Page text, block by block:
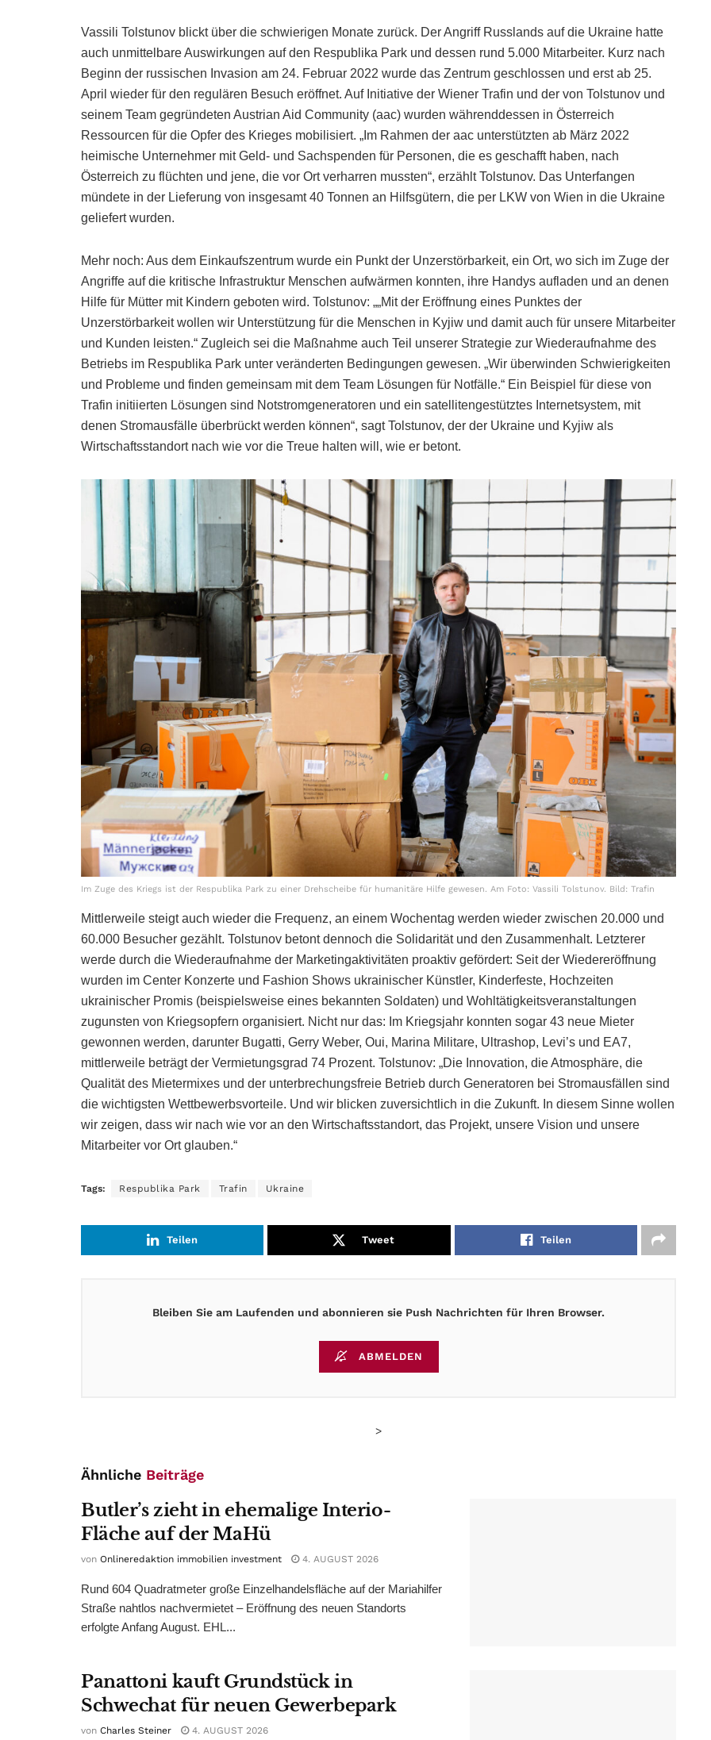
Vassili Tolstunov blickt über die schwierigen Monate zurück. Der Angriff Russlands auf die Ukraine hatte
auch unmittelbare Auswirkungen auf den Respublika Park und dessen rund 5.000 Mitarbeiter. Kurz nach
Beginn der russischen Invasion am 24. Februar 2022 wurde das Zentrum geschlossen und erst ab 25.
April wieder für den regulären Besuch eröffnet. Auf Initiative der Wiener Trafin und der von Tolstunov und
seinem Team gegründeten Austrian Aid Community (aac) wurden währenddessen in Österreich
Ressourcen für die Opfer des Krieges mobilisiert. „Im Rahmen der aac unterstützten ab März 2022
heimische Unternehmer mit Geld- und Sachspenden für Personen, die es geschafft haben, nach
Österreich zu flüchten und jene, die vor Ort verharren mussten“, erzählt Tolstunov. Das Unterfangen
mündete in der Lieferung von insgesamt 40 Tonnen an Hilfsgütern, die per LKW von Wien in die Ukraine
geliefert wurden.
Mehr noch: Aus dem Einkaufszentrum wurde ein Punkt der Unzerstörbarkeit, ein Ort, wo sich im Zuge der
Angriffe auf die kritische Infrastruktur Menschen aufwärmen konnten, ihre Handys aufladen und an denen
Hilfe für Mütter mit Kindern geboten wird. Tolstunov: „„Mit der Eröffnung eines Punktes der
Unzerstörbarkeit wollen wir Unterstützung für die Menschen in Kyjiw und damit auch für unsere Mitarbeiter
und Kunden leisten.“ Zugleich sei die Maßnahme auch Teil unserer Strategie zur Wiederaufnahme des
Betriebs im Respublika Park unter veränderten Bedingungen gewesen. „Wir überwinden Schwierigkeiten
und Probleme und finden gemeinsam mit dem Team Lösungen für Notfälle.“ Ein Beispiel für diese von
Trafin initiierten Lösungen sind Notstromgeneratoren und ein satellitengestütztes Internetsystem, mit
denen Stromausfälle überbrückt werden können“, sagt Tolstunov, der der Ukraine und Kyjiw als
Wirtschaftsstandort nach wie vor die Treue halten will, wie er betont.
Im Zuge des Kriegs ist der Respublika Park zu einer Drehscheibe für humanitäre Hilfe gewesen. Am Foto: Vassili Tolstunov. Bild: Trafin
Mittlerweile steigt auch wieder die Frequenz, an einem Wochentag werden wieder zwischen 20.000 und
60.000 Besucher gezählt. Tolstunov betont dennoch die Solidarität und den Zusammenhalt. Letzterer
werde durch die Wiederaufnahme der Marketingaktivitäten proaktiv gefördert: Seit der Wiedereröffnung
wurden im Center Konzerte und Fashion Shows ukrainischer Künstler, Kinderfeste, Hochzeiten
ukrainischer Promis (beispielsweise eines bekannten Soldaten) und Wohltätigkeitsveranstaltungen
zugunsten von Kriegsopfern organisiert. Nicht nur das: Im Kriegsjahr konnten sogar 43 neue Mieter
gewonnen werden, darunter Bugatti, Gerry Weber, Oui, Marina Militare, Ultrashop, Levi’s und EA7,
mittlerweile beträgt der Vermietungsgrad 74 Prozent. Tolstunov: „Die Innovation, die Atmosphäre, die
Qualität des Mietermixes und der unterbrechungsfreie Betrieb durch Generatoren bei Stromausfällen sind
die wichtigsten Wettbewerbsvorteile. Und wir blicken zuversichtlich in die Zukunft. In diesem Sinne wollen
wir zeigen, dass wir nach wie vor an den Wirtschaftsstandort, das Projekt, unsere Vision und unsere
Mitarbeiter vor Ort glauben.“
Tags: Respublika Park Trafin Ukraine
Teilen Tweet Teilen
Bleiben Sie am Laufenden und abonnieren sie Push Nachrichten für Ihren Browser.
ABMELDEN
>
Ähnliche Beiträge
Butler’s zieht in ehemalige Interio-
Fläche auf der MaHü
von Onlineredaktion immobilien investment 4. AUGUST 2026
Rund 604 Quadratmeter große Einzelhandelsfläche auf der Mariahilfer
Straße nahtlos nachvermietet – Eröffnung des neuen Standorts
erfolgte Anfang August. EHL...
Panattoni kauft Grundstück in
Schwechat für neuen Gewerbepark
von Charles Steiner 4. AUGUST 2026